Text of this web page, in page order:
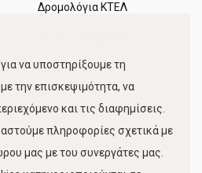
Δρομολόγια ΚΤΕΛ
Κίνηση Λιμένος
να υποστηρίξουμε τη
την επισκεψιμότητα, να
και τις διαφημίσεις.
πληροφορίες σχετικά με
μας με του συνεργάτες μας.